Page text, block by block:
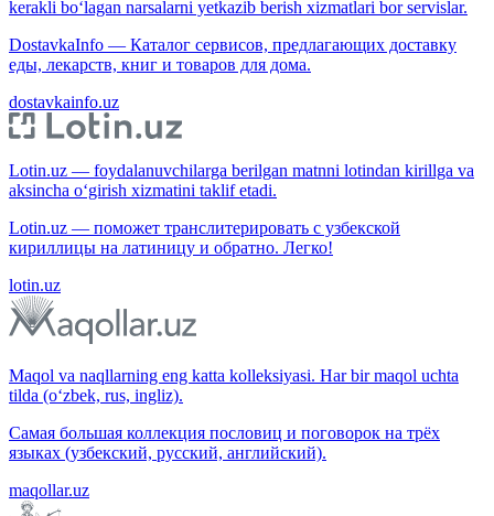
kerakli bo‘lagan narsalarni yetkazib berish xizmatlari bor servislar.
DostavkaInfo — Каталог сервисов, предлагающих доставку
еды, лекарств, книг и товаров для дома.
dostavkainfo.uz
Lotin.uz — foydalanuvchilarga berilgan matnni lotindan kirillga va
aksincha o‘girish xizmatini taklif etadi.
Lotin.uz — поможет транслитерировать с узбекской
кириллицы на латиницу и обратно. Легко!
lotin.uz
Maqol va naqllarning eng katta kolleksiyasi. Har bir maqol uchta
tilda (o‘zbek, rus, ingliz).
Самая большая коллекция пословиц и поговорок на трёх
языках (узбекский, русский, английский).
maqollar.uz